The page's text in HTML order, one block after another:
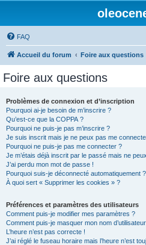
FAQ
Accueil du forum Foire aux questions
Foire aux questions
Problèmes de connexion et d’inscription
Pourquoi ai-je besoin de m’inscrire ?
Qu’est-ce que la COPPA ?
Pourquoi ne puis-je pas m’inscrire ?
Je suis inscrit mais je ne peux pas me
Pourquoi ne puis-je pas me connecter ?
Je m’étais déjà inscrit par le passé mais ne
J’ai perdu mon mot de passe !
Pourquoi suis-je déconnecté automatiquement ?
À quoi sert « Supprimer les cookies » ?
Préférences et paramètres des utilisateurs
Comment puis-je modifier mes paramètres ?
Comment puis-je masquer mon nom
L’heure n’est pas correcte !
J’ai réglé le fuseau horaire mais l’heure n’est